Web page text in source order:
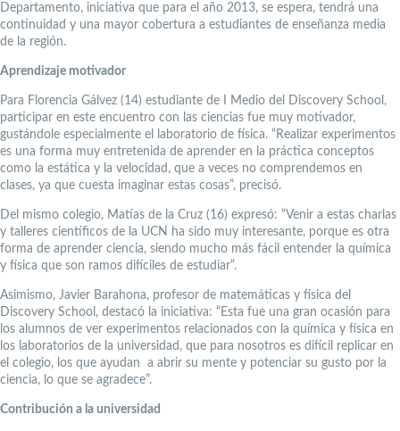
Departamento, iniciativa que para el año 2013, se espera, tendrá una
continuidad y una mayor cobertura a estudiantes de enseñanza media
de la región.
Aprendizaje motivador
Para Florencia Gálvez (14) estudiante de I Medio del Discovery School,
participar en este encuentro con las ciencias fue muy motivador,
gustándole especialmente el laboratorio de física. “Realizar experimentos
es una forma muy entretenida de aprender en la práctica conceptos
como la estática y la velocidad, que a veces no comprendemos en
clases, ya que cuesta imaginar estas cosas”, precisó.
Del mismo colegio, Matías de la Cruz (16) expresó: “Venir a estas charlas
y talleres científicos de la UCN ha sido muy interesante, porque es otra
forma de aprender ciencia, siendo mucho más fácil entender la química
y física que son ramos difíciles de estudiar”.
Asimismo, Javier Barahona, profesor de matemáticas y física del
Discovery School, destacó la iniciativa: “Esta fue una gran ocasión para
los alumnos de ver experimentos relacionados con la química y física en
los laboratorios de la universidad, que para nosotros es difícil replicar en
el colegio, los que ayudan a abrir su mente y potenciar su gusto por la
ciencia, lo que se agradece”.
Contribución a la universidad